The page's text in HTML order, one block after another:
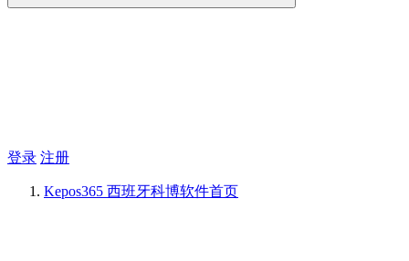
登录 注册
Kepos365 西班牙科博软件首页